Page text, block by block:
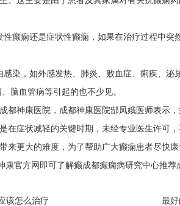
性癫痫还是症状性癫痫，如果在治疗过程中突
感染，如外感发热、肺炎、败血症、痢疾、泌
脑血管病等引起的也不少见。
都神康医院，成都神康医院郜凤娥医师表示
在症状减轻的关键时期，未经专业医生许可
来更大的难度，为了帮助广大癫痫患者尽快
康官方网即可了解癫成都癫痫病研究中心推荐
该怎么治疗 最